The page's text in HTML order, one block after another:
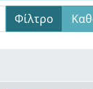
Φίλτρο